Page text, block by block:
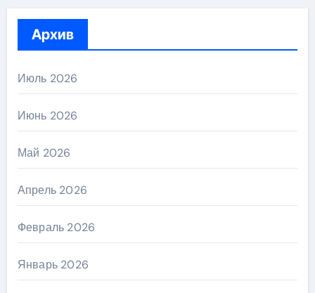
Архив
Июль 2026
Июнь 2026
Май 2026
Апрель 2026
Февраль 2026
Январь 2026